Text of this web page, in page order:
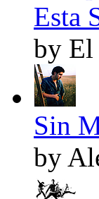
Esta
by El
Sin
by